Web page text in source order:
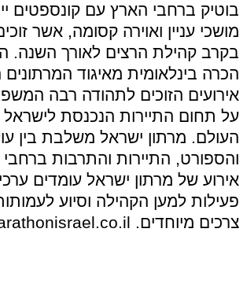
בוטיק ברחבי הארץ עם קונספטים
מושכי עניין ואוירה קסומה, אשר
בקרב קהילת הרצים לאורך השנה.
הכרה בינלאומית מאיגוד המרתונים
אירועים הזוכים לתהודה רבה
על תחום התיירות הנכנסת
העולם. מרתון ישראל משלבת בין
והספורט, התיירות והתרבות
אירוע של מרתון ישראל עומדים
פעילות למען הקהילה וסיוע
צרכים מיוחדים. marathonisrael.co.il